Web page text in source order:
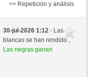
>> Repetición y análisis
30-jul-2026 1:12- Las
blancas se han rendido ,
Las negras ganan